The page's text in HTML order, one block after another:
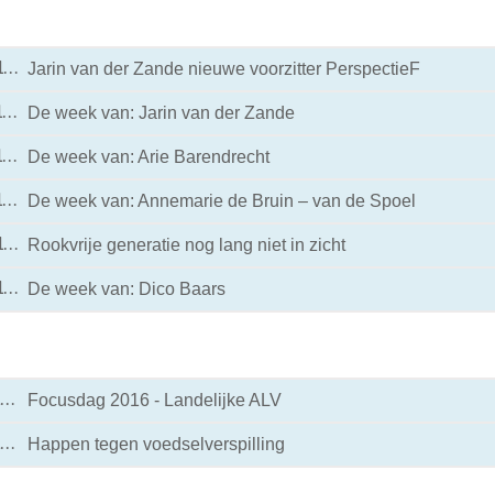
27-06-201627-06-2016 21:20
Jarin van der Zande nieuwe voorzitter PerspectieF
23-06-201623-06-2016 17:49
De week van: Jarin van der Zande
21-06-201621-06-2016 20:02
De week van: Arie Barendrecht
17-06-201617-06-2016 16:47
De week van: Annemarie de Bruin – van de Spoel
16-06-201616-06-2016 20:27
Rookvrije generatie nog lang niet in zicht
14-06-201614-06-2016 21:12
De week van: Dico Baars
31-05-201631-05-2016 23:19
Focusdag 2016 - Landelijke ALV
11-05-201611-05-2016 15:27
Happen tegen voedselverspilling